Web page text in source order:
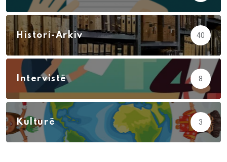
Histori-Arkiv 40
Intervistë 8
Kulturë 3